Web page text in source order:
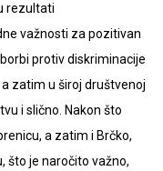
rezultati
važnosti za pozitivan
protiv diskriminacije
zatim u široj društvenoj
i slično. Nakon što
a zatim i Brčko,
što je naročito važno,